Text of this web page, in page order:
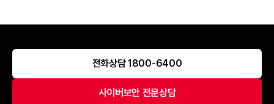
전화상담 1800-6400
사이버보안 전문상담